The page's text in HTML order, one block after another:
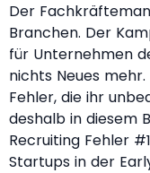
Der
Branchen. Der
für Unternehmen
nichts Neues
Fehler, die ihr
deshalb in diesem
Recruiting Fehler
Startups in der